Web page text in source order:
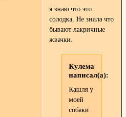
я знаю что это
солодка. Не знала что
бывают лакричные
жвачки.
Кулема
написал(а):
Кашля у
моей
собаки